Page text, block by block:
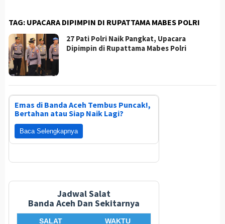
TAG: UPACARA DIPIMPIN DI RUPATTAMA MABES POLRI
27 Pati Polri Naik Pangkat, Upacara
Dipimpin di Rupattama Mabes Polri
Emas di Banda Aceh Tembus Puncak!,
Bertahan atau Siap Naik Lagi?
Baca Selengkapnya
Jadwal Salat
Banda Aceh Dan Sekitarnya
SALAT
WAKTU